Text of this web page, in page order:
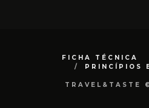
FICHA TÉCNICA
PRINCÍPIOS
TRAVEL&TASTE